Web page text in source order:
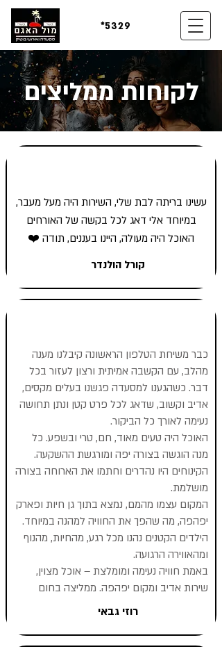
*5329
לקוחות ממליצים
עשינו בריתה לבת שלי, השירות היה מעל מעבר,
במיוחד אלי דאג לכל בקשה של האורחים
האוכל היה מעולה, היינו בעננים, תודה ❤️‏
קורל הולנדר
כבר משיחת הטלפון הראשונה קיבלנו מענה
מהלב, עם הקשבה אמיתית ורצון לעזור בכל
דבר. כשהגענו למסעדה פגשנו בעלים מקסים,
אדיב וקשוב, שדאג לכל פרט קטן ונתן תחושה
נעימה לאורך כל הביקור.
האוכל היה טעים מאוד, חם, טרי ובשפע. כל
מנה הוגשה בצורה יפה ומורגשת ההשקעה.
הקינוחים היו נהדרים וחתמו את הארוחה בצורה
מושלמת.
המקום עצמו מהמם, נמצא בתוך גן חיות ופארק
יפהפה, מה שהפך את החוויה למהנה במיוחד.
הילדים הקטנים נהנו מכל רגע, מהחיות, מהנוף
ומהאווירה הרגועה.
באמת חוויה נעימה ומומלצת – אוכל מצוין,
שירות אדיב ומקום יפהפה. ממליצה בחום
רוזי גבאי